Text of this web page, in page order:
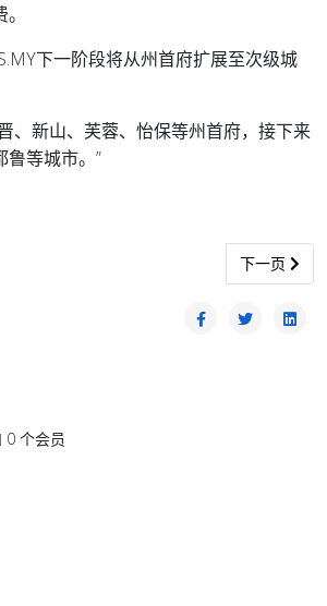
下一阶段将从州首府扩展至次级城
、新山、芙蓉、怡保等州首府，接下来
鲁等城市。”
欣促落实MA63核心权益 争取三分一国席与医
下一篇文章:
下一页
个会员